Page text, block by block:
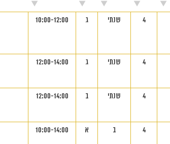
4 שנתי ג 10:00-12:00
4 שנתי ג 12:00-14:00
4 שנתי ב 12:00-14:00
4 ב א 10:00-14:00